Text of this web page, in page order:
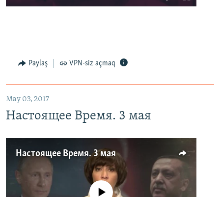
Paylaş VPN-siz açmaq
May 03, 2017
Настоящее Время. 3 мая
Настоящее Время. 3 мая
No media source currently available